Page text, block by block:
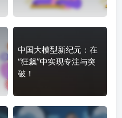
中国大模型新纪元：在
“狂飙”中实现专注与突
破！